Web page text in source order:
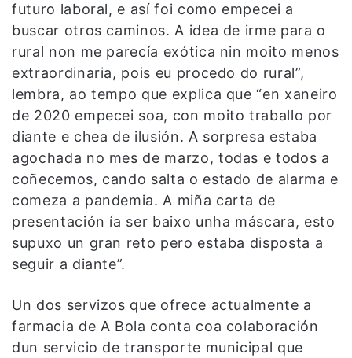
futuro laboral, e así foi como empecei a
buscar otros caminos. A idea de irme para o
rural non me parecía exótica nin moito menos
extraordinaria, pois eu procedo do rural”,
lembra, ao tempo que explica que “en xaneiro
de 2020 empecei soa, con moito traballo por
diante e chea de ilusión. A sorpresa estaba
agochada no mes de marzo, todas e todos a
coñecemos, cando salta o estado de alarma e
comeza a pandemia. A miña carta de
presentación ía ser baixo unha máscara, esto
supuxo un gran reto pero estaba disposta a
seguir a diante”.
Un dos servizos que ofrece actualmente a
farmacia de A Bola conta coa colaboración
dun servicio de transporte municipal que